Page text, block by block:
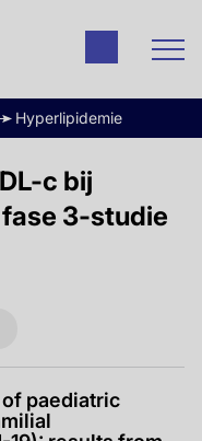
Hyperlipidemie
c bij
3-studie
paediatric